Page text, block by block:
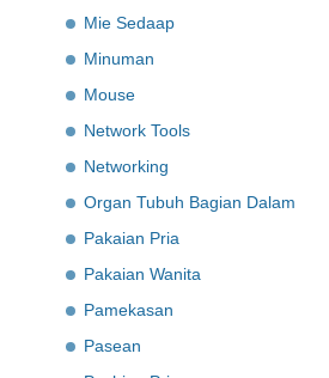
Mie Sedaap
Minuman
Mouse
Network Tools
Networking
Organ Tubuh Bagian Dalam
Pakaian Pria
Pakaian Wanita
Pamekasan
Pasean